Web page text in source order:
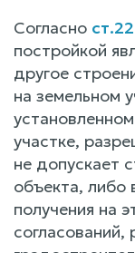
Согласно
постройкой
другое
на земельном
участке,
не допускает
объекта, либо
получения на